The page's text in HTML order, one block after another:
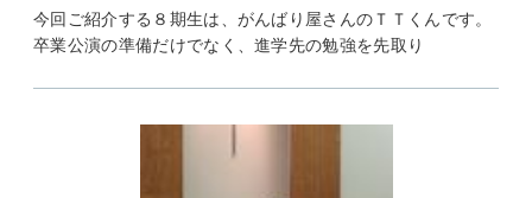
今回ご紹介する８期生は、がんばり屋さんのＴＴくんです。
卒業公演の準備だけでなく、進学先の勉強を先取り